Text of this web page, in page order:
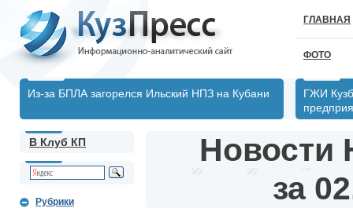
ГЛАВНАЯ
ФОТО
Из-за БПЛА загорелся Ильский НПЗ на Кубани
ГЖИ
В Клуб КП
Рубрики
Новости
за